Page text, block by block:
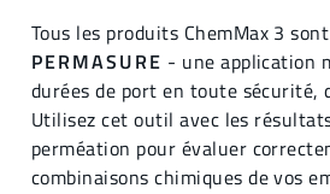
Tous les produits ChemMax 3
PERMASURE - une application
durées de port en toute sécurité,
Utilisez cet outil avec les
perméation pour évaluer
combinaisons chimiques de vos